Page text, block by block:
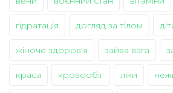
гідратація догляд за тілом
жіноче здоров'я зайва вага
краса кровообіг ліки